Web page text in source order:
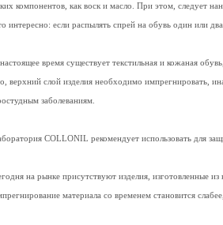
компонентов, как воск и масло. При этом, следует
интересно: если распылять спрей на обувь один или
время существует текстильная и кожаная
верхний слой изделия необходимо импрегнировать,
заболеваниям.
COLLONIL рекомендует использовать для
на рынке присутствуют изделия, изготовленные
материала со временем становится